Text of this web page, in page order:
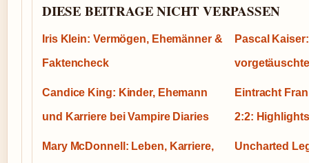
DIESE BEITRAGE NICHT VERPASSEN
Iris Klein: Vermögen, Ehemänner &
Faktencheck
Pascal
Candice King: Kinder, Ehemann
und Karriere bei Vampire Diaries
Eintracht
2:2:
Mary McDonnell: Leben, Karriere, Uncharted